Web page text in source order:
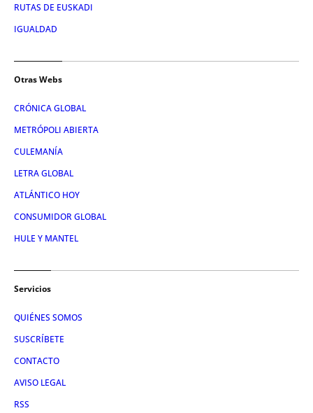
RUTAS DE EUSKADI
IGUALDAD
Otras Webs
CRÓNICA GLOBAL
METRÓPOLI ABIERTA
CULEMANÍA
LETRA GLOBAL
ATLÁNTICO HOY
CONSUMIDOR GLOBAL
HULE Y MANTEL
Servicios
QUIÉNES SOMOS
SUSCRÍBETE
CONTACTO
AVISO LEGAL
RSS